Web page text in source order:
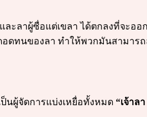
ละลาผู้ซื่อแต่เขลา ได้ตกลงที่จะ
ทนของลา ทำให้พวกมันสามาร
ป็นผู้จัดการแบ่งเหยื่อทั้งหมด “เจ้าล